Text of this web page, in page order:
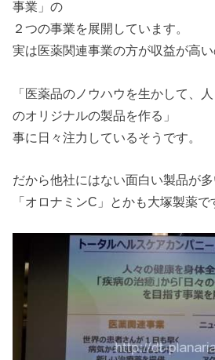
事業」の
２つの事業を展開しています。
実は医薬関連事業の方が収益が高い
「医薬品のノウハウを生かして、
のオリジナルの製品を作る」
事に日々注力しているそうです。
だから他社にはない面白い製品が
「オロナミンC」とかも大塚製薬で